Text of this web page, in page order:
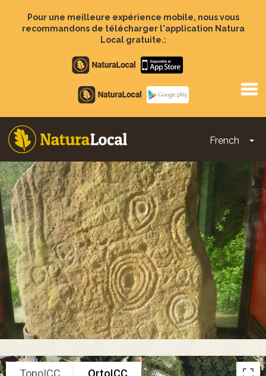
contenu
Pour une meilleure expérience mobile, nous vous
recommandons de télécharger l'application Natura
Local gratuite.:
Apple
store
Google
Play
French
Main
navigation
TopoICC OrtoICC